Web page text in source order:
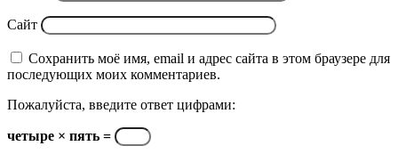
Сайт
Сохранить моё имя, email и адрес сайта в этом браузере для
последующих моих комментариев.
Пожалуйста, введите ответ цифрами:
четыре × пять =